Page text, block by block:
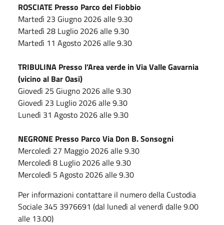
ROSCIATE Presso Parco del Fiobbio
Martedì 23 Giugno 2026 alle 9.30
Martedì 28 Luglio 2026 alle 9.30
Martedì 11 Agosto 2026 alle 9.30
TRIBULINA Presso l’Area verde in Via Valle Gavarnia
(vicino al Bar Oasi)
Giovedì 25 Giugno 2026 alle 9.30
Giovedì 23 Luglio 2026 alle 9.30
Lunedì 31 Agosto 2026 alle 9.30
NEGRONE Presso Parco Via Don B. Sonsogni
Mercoledì 27 Maggio 2026 alle 9.30
Mercoledì 8 Luglio 2026 alle 9.30
Mercoledì 5 Agosto 2026 alle 9.30
Per informazioni contattare il numero della Custodia
Sociale 345 3976691 (dal lunedì al venerdì dalle 9.00
alle 13.00)